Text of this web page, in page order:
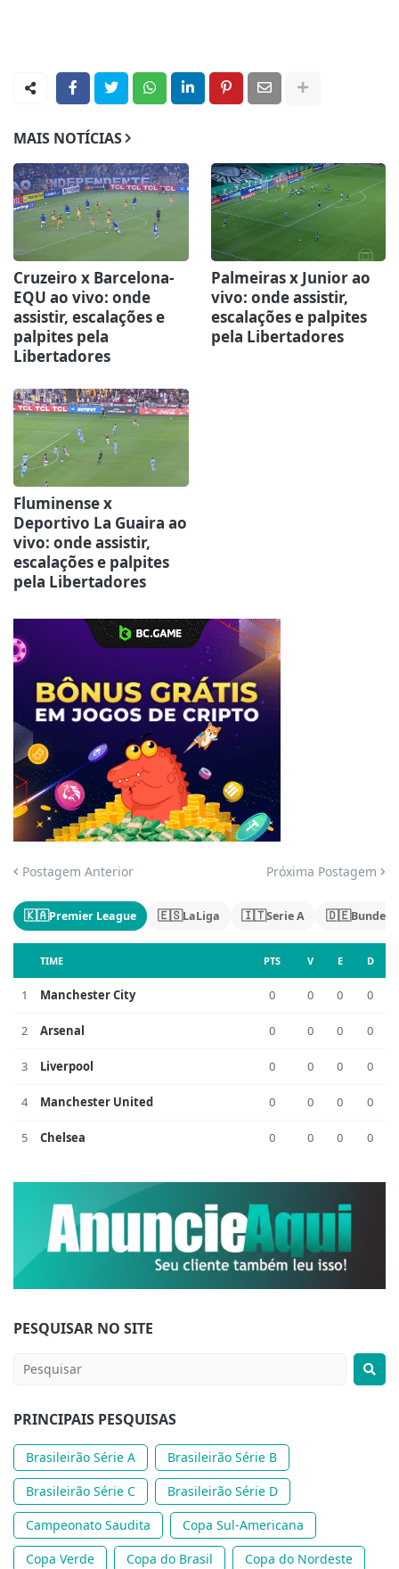
MAIS NOTÍCIAS
Cruzeiro x Barcelona-
EQU ao vivo: onde
assistir, escalações e
palpites pela
Libertadores
Palmeiras x Junior ao
vivo: onde assistir,
escalações e palpites
pela Libertadores
Fluminense x
Deportivo La Guaira ao
vivo: onde assistir,
escalações e palpites
pela Libertadores
Jogue com responsabilidade. 18+
Postagem Anterior Próxima Postagem
🇰🇦Premier League 🇪🇸LaLiga 🇮🇹Serie A 🇩🇪
TIME PTS V E D
1 Manchester City 0 0 0 0
2 Arsenal 0 0 0 0
3 Liverpool 0 0 0 0
4 Manchester United 0 0 0 0
5 Chelsea 0 0 0 0
PESQUISAR NO SITE
PRINCIPAIS PESQUISAS
Brasileirão Série A
Brasileirão Série B
Brasileirão Série C
Brasileirão Série D
Campeonato Saudita
Copa Sul-Americana
Copa Verde
Copa do Brasil
Copa do Nordeste